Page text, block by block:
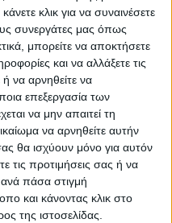
κλικ για να συναινέσετε
συνεργάτες μας όπως
μπορείτε να αποκτήσετε
και να αλλάξετε τις
να αρνηθείτε να
επεξεργασία των
να μην απαιτεί τη
να αρνηθείτε αυτήν
θα ισχύουν μόνο για αυτόν
τις προτιμήσεις σας ή να
πάσα στιγμή
και κάνοντας κλικ στο
της ιστοσελίδας.
SONOMA-ΓΚΡΙ ΓΙΑ
ΣΤΡΩΜΑ 150×200εκ.
€